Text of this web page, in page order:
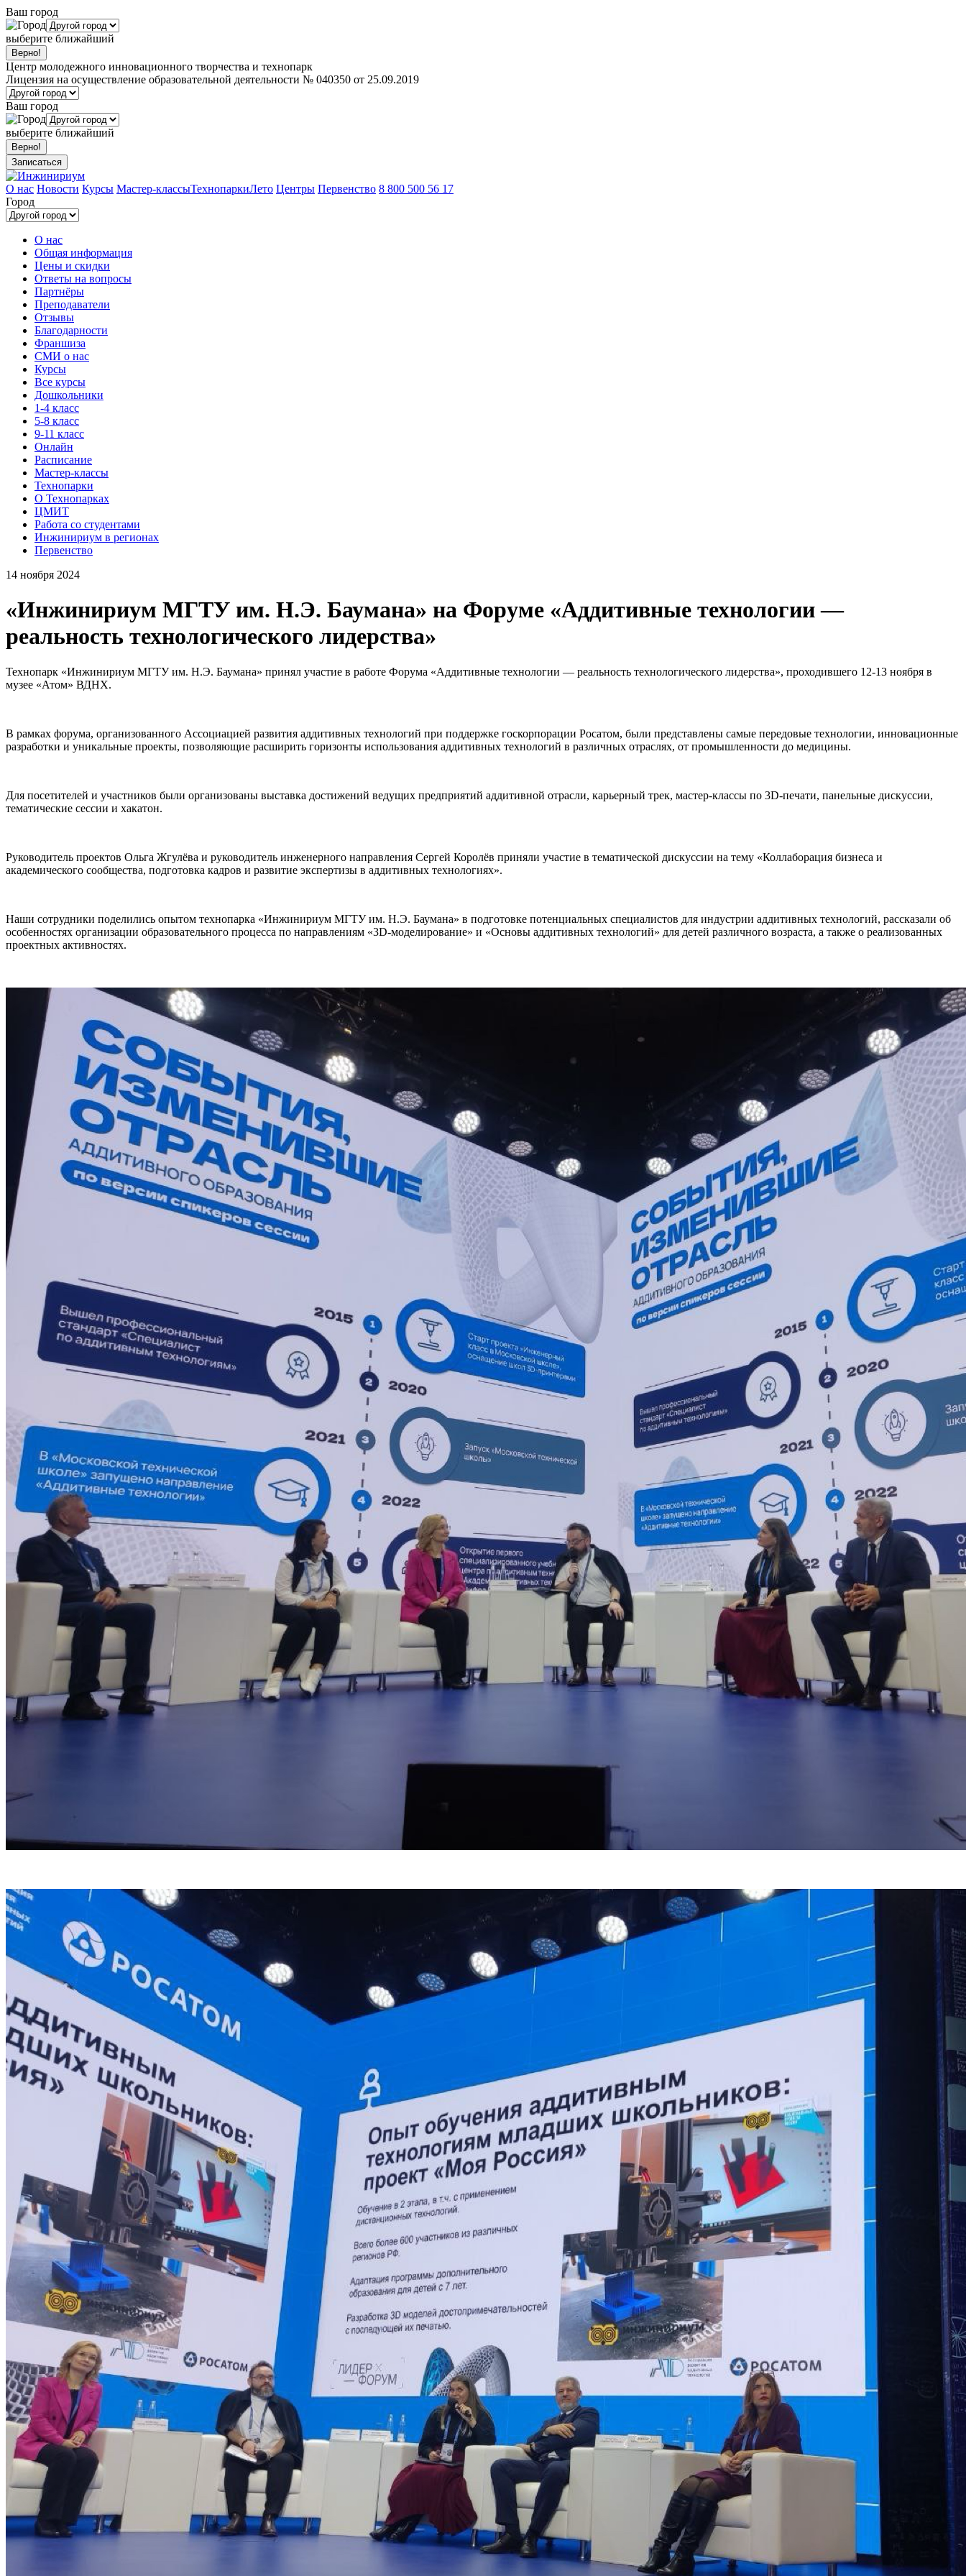
Ваш город
выберите ближайший
Центр молодежного инновационного творчества и технопарк
Лицензия на осуществление образовательной деятельности № 040350 от 25.09.2019
Ваш город
выберите ближайший
Записаться
О нас Новости Курсы Мастер-классыТехнопаркиЛето Центры Первенство 8 800 500 56 17
Город
О нас
Общая информация
Цены и скидки
Ответы на вопросы
Партнёры
Преподаватели
Отзывы
Благодарности
Франшиза
СМИ о нас
Курсы
Все курсы
Дошкольники
1-4 класс
5-8 класс
9-11 класс
Онлайн
Расписание
Мастер-классы
Технопарки
О Технопарках
ЦМИТ
Работа со студентами
Инжинириум в регионах
Первенство
14 ноября 2024
«Инжинириум МГТУ им. Н.Э. Баумана» на Форуме «Аддитивные технологии —
реальность технологического лидерства»
Технопарк «Инжинириум МГТУ им. Н.Э. Баумана» принял участие в работе Форума «Аддитивные технологии — реальность технологического лидерства», проходившего 12-13 ноября в
музее «Атом» ВДНХ.
В рамках форума, организованного Ассоциацией развития аддитивных технологий при поддержке госкорпорации Росатом, были представлены самые передовые технологии, инновационные
разработки и уникальные проекты, позволяющие расширить горизонты использования аддитивных технологий в различных отраслях, от промышленности до медицины.
Для посетителей и участников были организованы выставка достижений ведущих предприятий аддитивной отрасли, карьерный трек, мастер-классы по 3D-печати, панельные дискуссии,
тематические сессии и хакатон.
Руководитель проектов Ольга Жгулёва и руководитель инженерного направления Сергей Королёв приняли участие в тематической дискуссии на тему «Коллаборация бизнеса и
академического сообщества, подготовка кадров и развитие экспертизы в аддитивных технологиях».
Наши сотрудники поделились опытом технопарка «Инжинириум МГТУ им. Н.Э. Баумана» в подготовке потенциальных специалистов для индустрии аддитивных технологий, рассказали об
особенностях организации образовательного процесса по направлениям «3D-моделирование» и «Основы аддитивных технологий» для детей различного возраста, а также о реализованных
проектных активностях.